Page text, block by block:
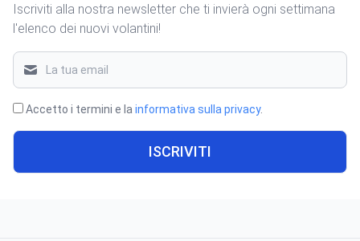
Iscriviti alla nostra newsletter che ti invierà ogni settimana
l'elenco dei nuovi volantini!
Accetto i termini e la informativa sulla privacy.
ISCRIVITI